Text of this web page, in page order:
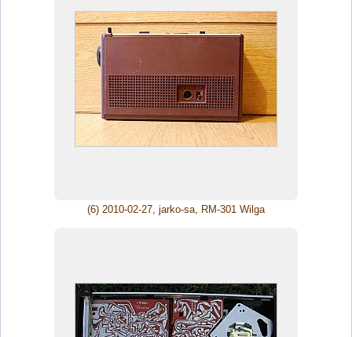
(6) 2010-02-27, jarko-sa, RM-301 Wilga